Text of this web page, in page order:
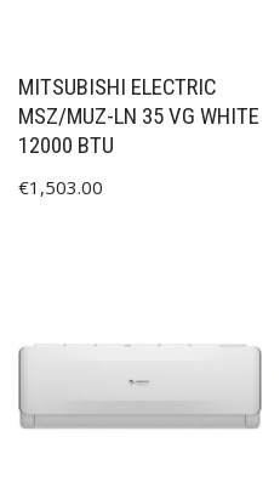
MITSUBISHI ELECTRIC
MSZ/MUZ-LN 35 VG WHITE
12000 BTU
€1,503.00